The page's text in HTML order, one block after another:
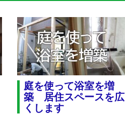
庭を使って浴室を増
築 居住スペースを広
くします